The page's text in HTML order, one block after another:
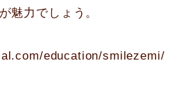
魅力でしょう。
education/smilezemi/